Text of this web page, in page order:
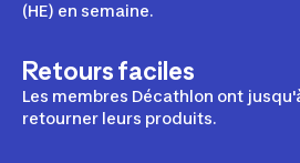
(HE) en semaine.
Retours faciles
Les membres Décathlon ont
retourner leurs produits.